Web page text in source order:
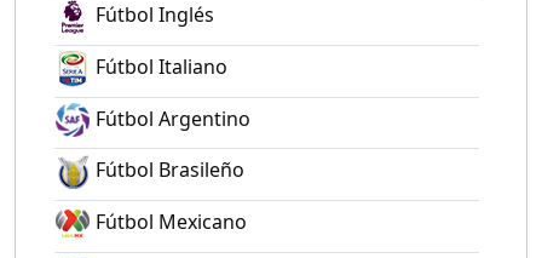
Fútbol Inglés
Fútbol Italiano
Fútbol Argentino
Fútbol Brasileño
Fútbol Mexicano